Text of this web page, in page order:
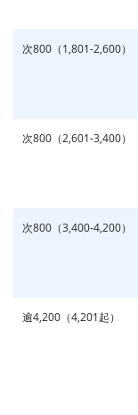
次800（1,801-2,600）
次800（2,601-3,400）
次800（3,400-4,200）
逾4,200（4,201起）